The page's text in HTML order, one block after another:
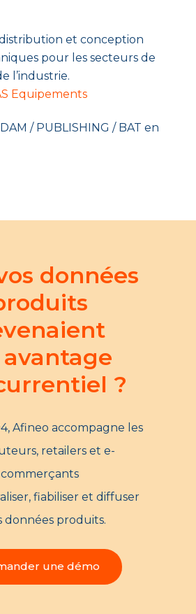
et conception
pour les secteurs de
l’industrie.
Equipements
/ PUBLISHING / BAT en
données
?
Afineo accompagne les
retailers et e-
commerçants
fiabiliser et diffuser
données produits.
une démo